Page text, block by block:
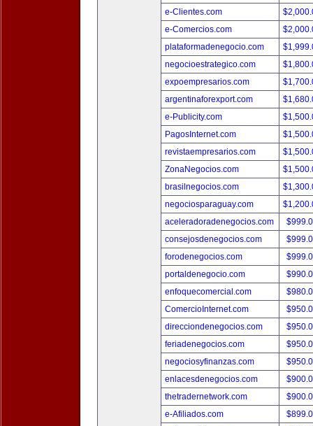
e-Clientes.com
e-Comercios.com
plataformadenegocio.com
negocioestrategico.com
expoempresarios.com
argentinaforexport.com
e-Publicity.com
PagosInternet.com
revistaempresarios.com
ZonaNegocios.com
brasilnegocios.com
negociosparaguay.com
aceleradoradenegocios.com
consejosdenegocios.com
forodenegocios.com
portaldenegocio.com
enfoquecomercial.com
ComercioInternet.com
direcciondenegocios.com
feriadenegocios.com
negociosyfinanzas.com
enlacesdenegocios.com
thetradernetwork.com
e-Afiliados.com